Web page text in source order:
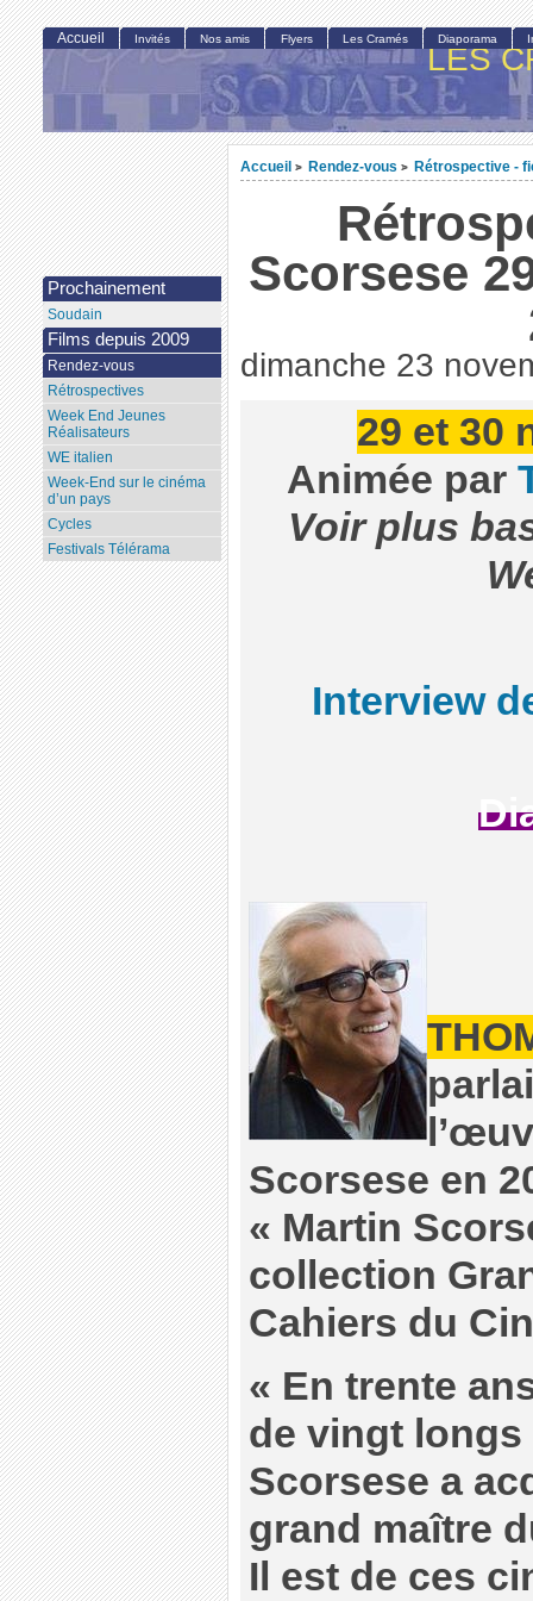
LES
Accueil > Rendez-vous > Rétrospective -
Scorsese
dimanche 23
29 et 30
Animée par
Voir plus
Interview
Scorsese en
« Martin
collection
Cahiers du
« En trente
de vingt longs
Scorsese a
grand maître
Il est de ces
Accueil Invités Nos amis Flyers Les Cramés Diaporama
Prochainement
Soudain
Films depuis 2009
Rendez-vous
Rétrospectives
Week End Jeunes
Réalisateurs
WE italien
Week-End sur le cinéma
d’un pays
Cycles
Festivals Télérama